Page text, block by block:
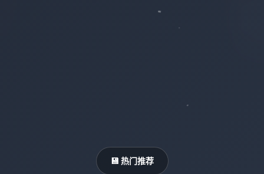
💾 热门推荐